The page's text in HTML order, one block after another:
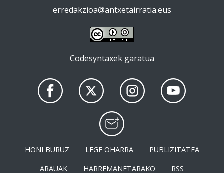
erredakzioa@antxetairratia.eus
Codesyntaxek garatua
HONI BURUZ LEGE OHARRA
PUBLIZITATEA
ARAUAK
HARREMANETARAKO RSS